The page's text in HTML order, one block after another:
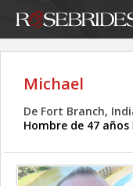
Michael
De Fort Branch,
Hombre de 47 años